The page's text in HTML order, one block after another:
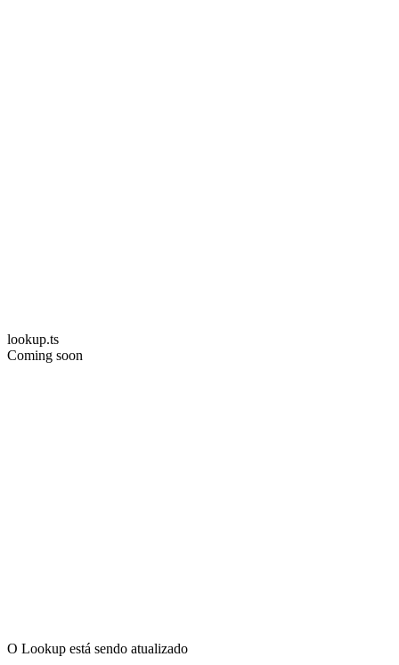
lookup.ts
Coming soon
O Lookup está sendo atualizado